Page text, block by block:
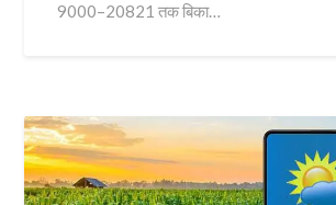
9000–20821 तक बिका…